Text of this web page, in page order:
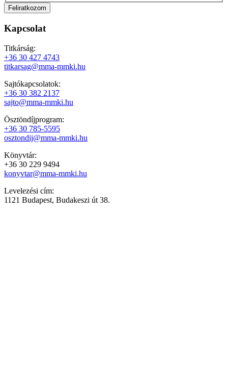
Kapcsolat
Titkárság:
+36 30 427 4743
titkarsag@mma-mmki.hu
Sajtókapcsolatok:
+36 30 382 2137
sajto@mma-mmki.hu
Ösztöndíjprogram:
+36 30 785-5595
osztondij@mma-mmki.hu
Könyvtár:
+36 30 229 9494
konyvtar@mma-mmki.hu
Levelezési cím:
1121 Budapest, Budakeszi út 38.